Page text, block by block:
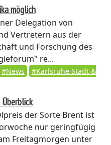
möglich
Delegation von
Vertretern aus der
und Forschung des
re...
#News
#Karlsruhe Stadt &
der Sorte Brent ist
nur geringfügig
Freitagmorgen unter